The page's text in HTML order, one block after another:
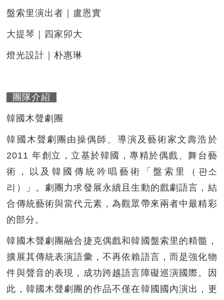
盤索里演出者｜盧恩實
大提琴｜四家卯大
燈光設計｜朴惠琳
團隊介紹
韓國木聲劇團
韓國木聲劇團由操偶師、導演及藝術家文壽浩於
2011 年創立，立基於韓國，專精於偶戲、舞台藝
術，以及韓國傳統吟唱藝術「盤索里（판소
리）」。劇團力求發展永續且生動的戲劇語言，結
合傳統藝術與當代元素，為觀眾帶來兩者中最精彩
的部分。
韓國木聲劇團融合捷克偶戲和韓國盤索里的精髓，
擴展其傳統表演語彙，不再依賴語言，而是強化物
件與聲音的表現，成功跨越語言障礙巡演國際。因
此，韓國木聲劇團的作品不僅在韓國國內演出，更